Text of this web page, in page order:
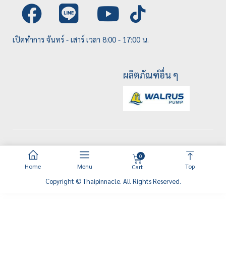
เปิดทำการ จันทร์ - เสาร์ เวลา 8:00 - 17:00 น.
ผลิตภัณฑ์อื่น ๆ
Home Menu
0
Cart Top
Copyright © Thaipinnacle. All Rights Reserved.